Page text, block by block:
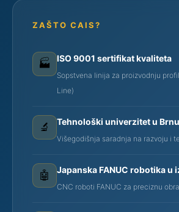
ZAŠTO CAIS?
🏭 ISO 9001 sertifikat kvaliteta
Sopstvena linija za proizvodnju
Line)
🔬 Tehnološki univerzitet u Brnu
Višegodišnja saradnja na razvoju i
🤖 Japanska FANUC robotika u
CNC roboti FANUC za preciznu